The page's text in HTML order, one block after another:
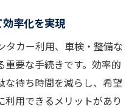
れぞれのポイント
望車種の確保方法
ズにできる方法
敗しない基本手順
率化を実現
タカー利用、車検・整備な
重要な手続きです。効率的
な待ち時間を減らし、希望
用できるメリットがあり